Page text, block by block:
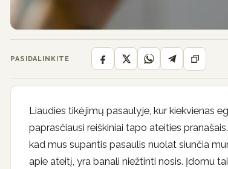
PASIDALINKITE
Liaudies tikėjimų pasaulyje, kur kiekvienas
paprasčiausi reiškiniai tapo ateities
kad mus supantis pasaulis nuolat siunčia
apie ateitį, yra banali niežtinti nosis. Įdomu